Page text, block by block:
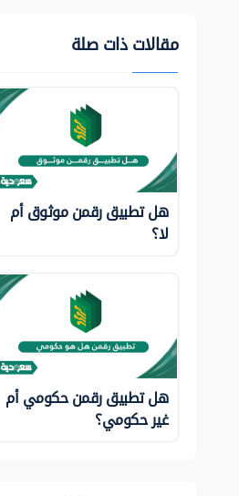
مقالات ذات صلة
هل تطبيق رقمن موثوق أم
لا؟
هل تطبيق رقمن حكومي أم
غير حكومي؟